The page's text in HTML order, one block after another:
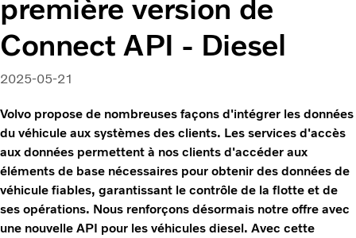
Services
Pourquoi choisir Volvo ?
Nouvelles et Histoires
Contact
première version de
Connect API - Diesel
2025-05-21
Volvo propose de nombreuses façons d'intégrer les données
du véhicule aux systèmes des clients. Les services d'accès
aux données permettent à nos clients d'accéder aux
éléments de base nécessaires pour obtenir des données de
véhicule fiables, garantissant le contrôle de la flotte et de
ses opérations. Nous renforçons désormais notre offre avec
une nouvelle API pour les véhicules diesel. Avec cette